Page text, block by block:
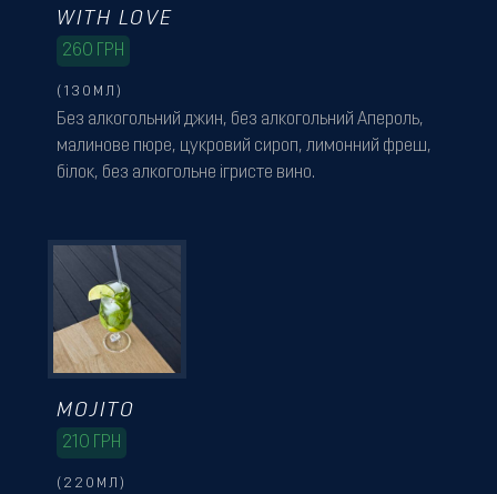
Без алкогольний джин, без алкогольний Апероль,
малинове пюре, цукровий сироп, лимонний фреш,
білок, без алкогольне ігристе вино.
(130МЛ)
WITH LOVE
260 ГРН
(220МЛ)
MOJITO
210 ГРН